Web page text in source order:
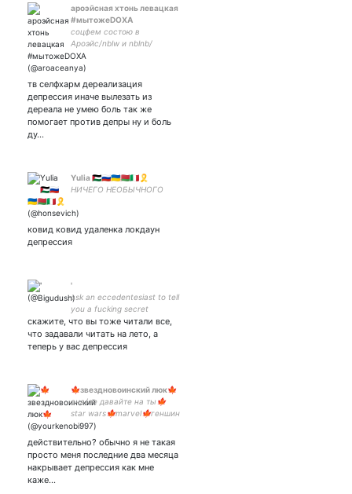
ароэйсная хтонь левацкая
#мытожеDOXA
соцфем состою в
Ароэйс/nblw и nblnb/
полиаморка Аня/Корви( мы
плюральные) она/они/онь
используйте
множественные
феминитивы радинклюз
тв селфхарм дереализация
депрессия иначе вылезать из
дереала не умею боль так же
помогает против депры ну и боль
ду…
Yulia 🇵🇸🇷🇺🇺🇦🇧🇾🇮🇹🎗️
НИЧЕГО НЕОБЫЧНОГО
ковид ковид удаленка локдаун
депрессия
'
ask an eccedentesiast to tell
you a fucking secret
скажите, что вы тоже читали все,
что задавали читать на лето, а
теперь у вас депрессия
🍁звездновоинский люк🍁
она/ее давайте на ты🍁
star wars🍁marvel🍁геншин
🍁дэнни фантом🍁аниме🍁
мейнер с1 альбедо 🍁
лучшая мью
действительно? обычно я не такая
просто меня последние два месяца
накрывает депрессия как мне
каже…